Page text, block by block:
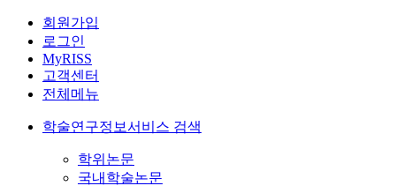
회원가입
로그인
MyRISS
고객센터
전체메뉴
학술연구정보서비스 검색
학위논문
국내학술논문